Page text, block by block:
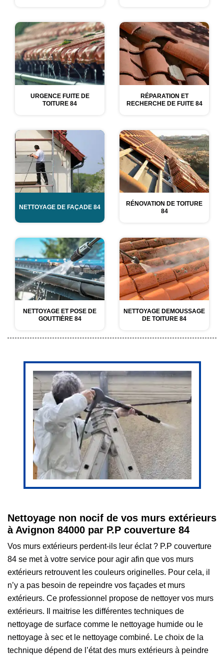
URGENCE FUITE DE
TOITURE 84
RÉPARATION ET
RECHERCHE DE FUITE 84
NETTOYAGE DE FAÇADE 84
RÉNOVATION DE TOITURE
84
NETTOYAGE ET POSE DE
GOUTTIÈRE 84
NETTOYAGE DEMOUSSAGE
DE TOITURE 84
Nettoyage non nocif de vos murs extérieurs
à Avignon 84000 par P.P couverture 84
Vos murs extérieurs perdent-ils leur éclat ? P.P couverture
84 se met à votre service pour agir afin que vos murs
extérieurs retrouvent les couleurs originelles. Pour cela, il
n’y a pas besoin de repeindre vos façades et murs
extérieurs. Ce professionnel propose de nettoyer vos murs
extérieurs. Il maitrise les différentes techniques de
nettoyage de surface comme le nettoyage humide ou le
nettoyage à sec et le nettoyage combiné. Le choix de la
technique dépend de l’état des murs extérieurs à peindre